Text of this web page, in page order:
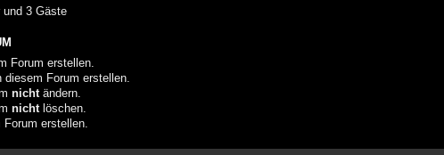
und 3 Gäste
Forum erstellen.
Forum erstellen.
nicht ändern.
nicht löschen.
erstellen.